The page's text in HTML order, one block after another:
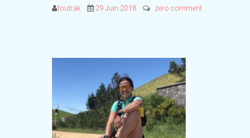
foutrak 29 Juin 2018 zero comment